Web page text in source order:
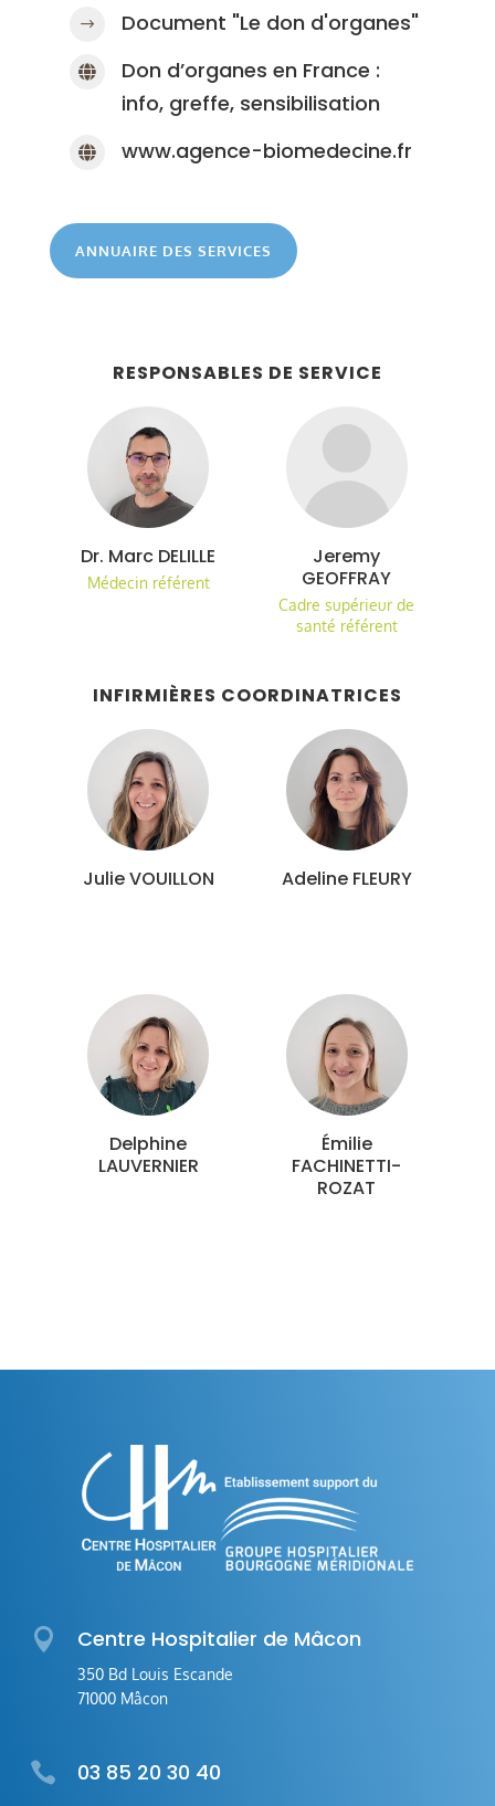
$ Document "Le don d'organes"

Don d’organes en France :
info, greffe, sensibilisation
 www.agence-biomedecine.fr
ANNUAIRE DES SERVICES
RESPONSABLES DE SERVICE
Dr. Marc DELILLE
Médecin référent
Jeremy
GEOFFRAY
Cadre supérieur de
santé référent
INFIRMIÈRES COORDINATRICES
Julie VOUILLON Adeline FLEURY
Delphine
LAUVERNIER
Émilie
FACHINETTI-
ROZAT
 Centre Hospitalier de Mâcon
350 Bd Louis Escande
71000 Mâcon
 03 85 20 30 40